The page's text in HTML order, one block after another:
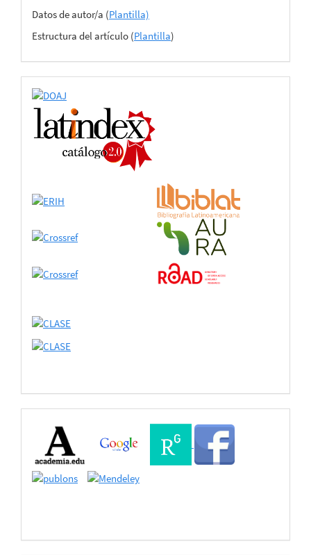
Archivos
del
envío
Datos de autor/a (Plantilla)
Estructura del artículo (Plantilla)
certificado
de
adhesión
Buscadores
Bases
de